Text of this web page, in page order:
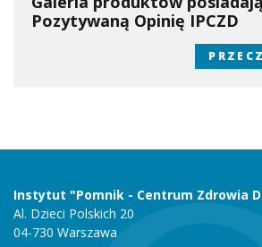
Pozytywaną Opinię IPCZD
Instytut "Pomnik - Centrum Zdrowia
Al. Dzieci Polskich 20
04-730 Warszawa